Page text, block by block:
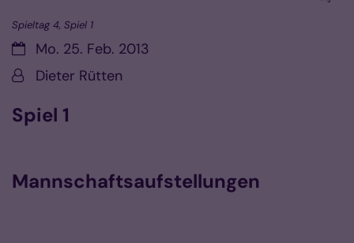
Spieltag 4, Spiel 1
Datum:Mo. 25. Feb. 2013
Von:Dieter Rütten
Spiel 1
Mannschaftsaufstellungen